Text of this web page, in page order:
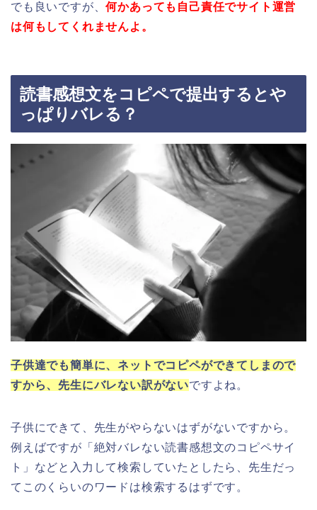
でも良いですが、何かあっても自己責任でサイト運営
は何もしてくれませんよ。
読書感想文をコピペで提出するとや
っぱりバレる？
子供達でも簡単に、ネットでコピペができてしまので
すから、先生にバレない訳がないですよね。
子供にできて、先生がやらないはずがないですから。
例えばですが「絶対バレない読書感想文のコピペサイ
ト」などと入力して検索していたとしたら、先生だっ
てこのくらいのワードは検索するはずです。